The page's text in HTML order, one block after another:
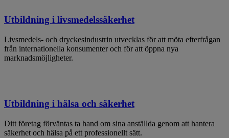
Utbildning i livsmedelssäkerhet
Livsmedels- och dryckesindustrin utvecklas för att möta efterfrågan
från internationella konsumenter och för att öppna nya
marknadsmöjligheter.
Utbildning i hälsa och säkerhet
Ditt företag förväntas ta hand om sina anställda genom att hantera
säkerhet och hälsa på ett professionellt sätt.